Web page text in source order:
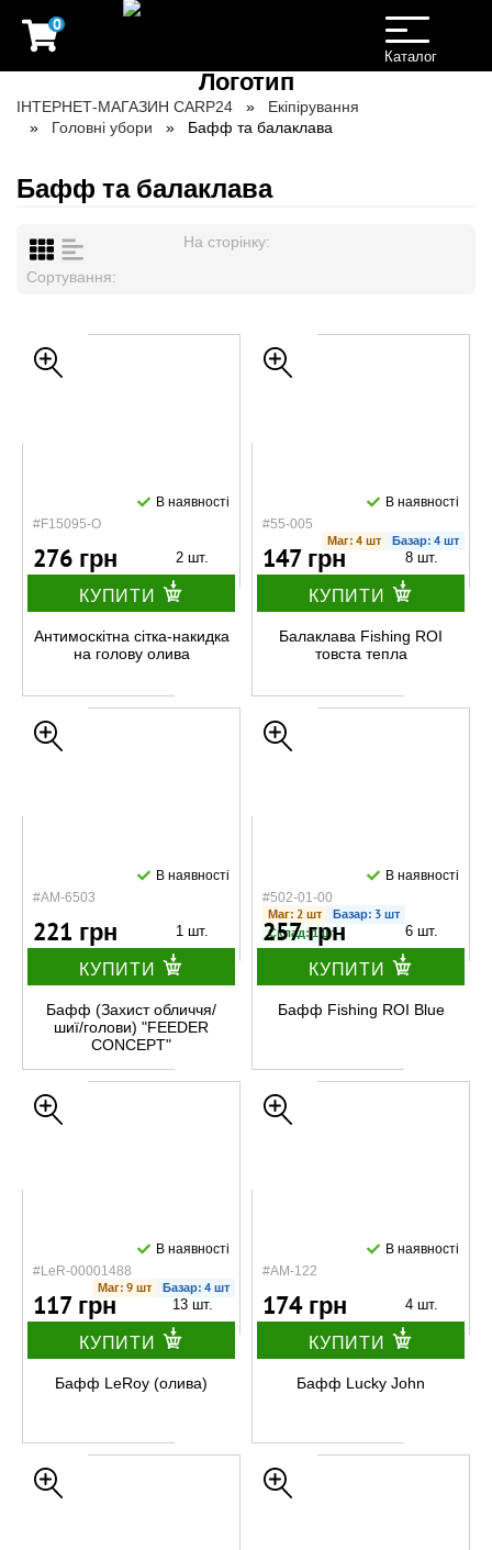
0
Toggle
navigation
Каталог
ІНТЕРНЕТ-МАГАЗИН CARP24
Екіпірування
Головні убори
Бафф та балаклава
Бафф та балаклава
На сторінку:
Сортування:
#F15095-О
В наявності
276 грн 2 шт.
КУПИТИ
Антимоскітна сітка-накидка
на голову олива
#55-005
В наявності
Маг: 4 шт Базар: 4 шт
147 грн 8 шт.
КУПИТИ
Балаклава Fishing ROI
товста тепла
#AM-6503
В наявності
221 грн 1 шт.
КУПИТИ
Бафф (Захист обличчя/
шиї/голови) "FEEDER
CONCEPT"
#502-01-00
В наявності
Маг: 2 шт
Базар: 3 шт
Склад: 1 шт
257 грн 6 шт.
КУПИТИ
Бафф Fishing ROI Blue
#LeR-00001488
В наявності
Маг: 9 шт Базар: 4 шт
117 грн 13 шт.
КУПИТИ
Бафф LeRoy (олива)
#AM-122
В наявності
174 грн 4 шт.
КУПИТИ
Бафф Lucky John